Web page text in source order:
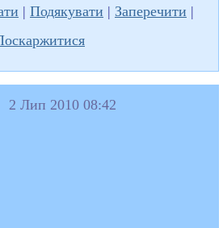
| Подякувати | Заперечити |
2 Лип 2010 08:42